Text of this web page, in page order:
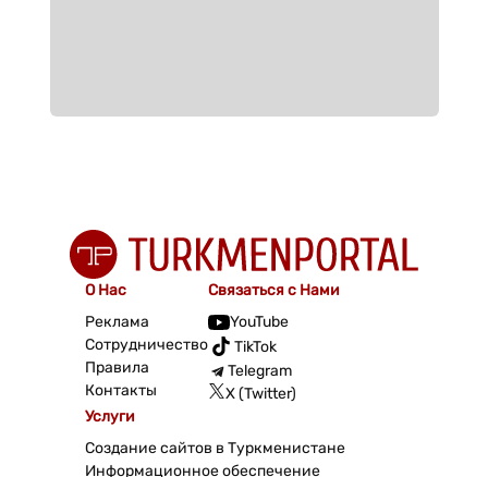
О Нас
Реклама
Сотрудничество
Правила
Контакты
Связаться с Нами
YouTube
TikTok
Telegram
X (Twitter)
Услуги
Создание сайтов в Туркменистане
Информационное обеспечение